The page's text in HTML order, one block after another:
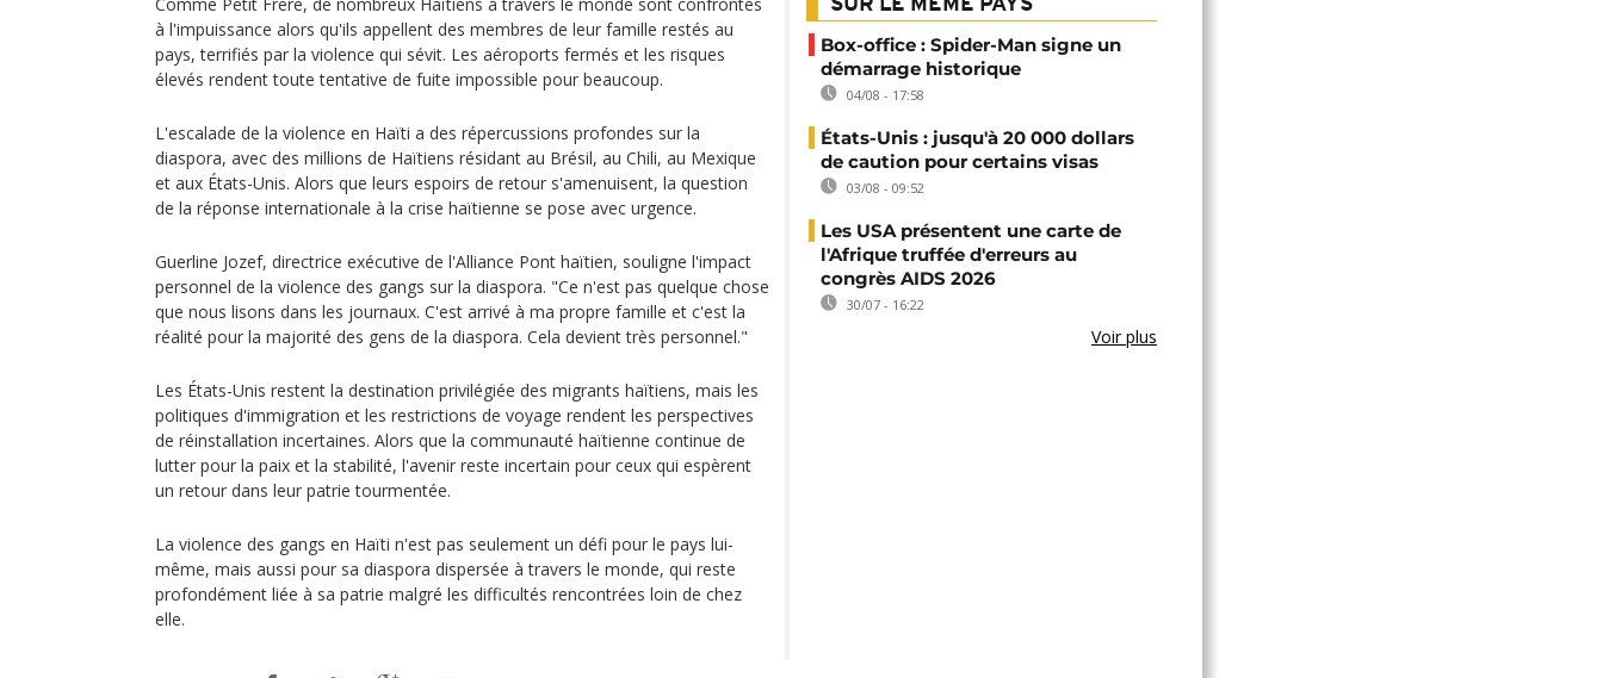
à l'impuissance alors qu'ils appellent des membres de leur famille restés au
pays, terrifiés par la violence qui sévit. Les aéroports fermés et les risques
élevés rendent toute tentative de fuite impossible pour beaucoup.
L'escalade de la violence en Haïti a des répercussions profondes sur la
diaspora, avec des millions de Haïtiens résidant au Brésil, au Chili, au Mexique
et aux États-Unis. Alors que leurs espoirs de retour s'amenuisent, la question
de la réponse internationale à la crise haïtienne se pose avec urgence.
Guerline Jozef, directrice exécutive de l'Alliance Pont haïtien, souligne l'impact
personnel de la violence des gangs sur la diaspora. "Ce n'est pas quelque chose
que nous lisons dans les journaux. C'est arrivé à ma propre famille et c'est la
réalité pour la majorité des gens de la diaspora. Cela devient très personnel."
Les États-Unis restent la destination privilégiée des migrants haïtiens, mais les
politiques d'immigration et les restrictions de voyage rendent les perspectives
de réinstallation incertaines. Alors que la communauté haïtienne continue de
lutter pour la paix et la stabilité, l'avenir reste incertain pour ceux qui espèrent
un retour dans leur patrie tourmentée.
La violence des gangs en Haïti n'est pas seulement un défi pour le pays lui-
même, mais aussi pour sa diaspora dispersée à travers le monde, qui reste
profondément liée à sa patrie malgré les difficultés rencontrées loin de chez
elle.
SUR LE MÊME PAYS
Box-office : Spider-Man signe un
démarrage historique
04/08 - 17:58
États-Unis : jusqu'à 20 000 dollars
de caution pour certains visas
03/08 - 09:52
Les USA présentent une carte de
l'Afrique truffée d'erreurs au
congrès AIDS 2026
30/07 - 16:22
Voir plus